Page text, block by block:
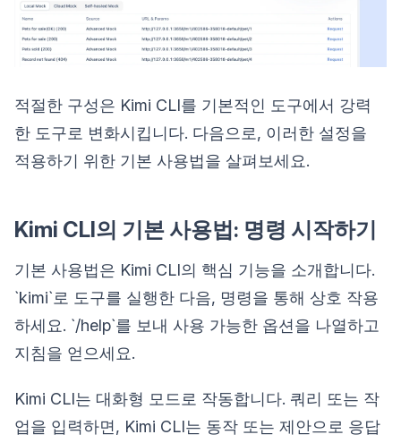
적절한 구성은 Kimi CLI를 기본적인 도구에서 강력
한 도구로 변화시킵니다. 다음으로, 이러한 설정을
적용하기 위한 기본 사용법을 살펴보세요.
Kimi CLI의 기본 사용법: 명령 시작하기
기본 사용법은 Kimi CLI의 핵심 기능을 소개합니다.
`kimi`로 도구를 실행한 다음, 명령을 통해 상호 작용
하세요. `/help`를 보내 사용 가능한 옵션을 나열하고
지침을 얻으세요.
Kimi CLI는 대화형 모드로 작동합니다. 쿼리 또는 작
업을 입력하면, Kimi CLI는 동작 또는 제안으로 응답